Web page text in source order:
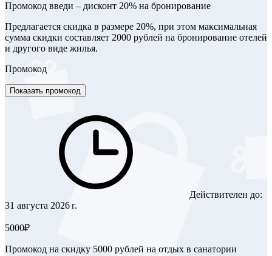
Промокод введи – дисконт 20% на бронирование
Предлагается скидка в размере 20%, при этом максимальная
сумма скидки составляет 2000 рублей на бронирование отелей
и другого виде жилья.
Промокод
Показать промокод
Действителен до:
31 августа 2026 г.
5000₽
Промокод на скидку 5000 рублей на отдых в санатории